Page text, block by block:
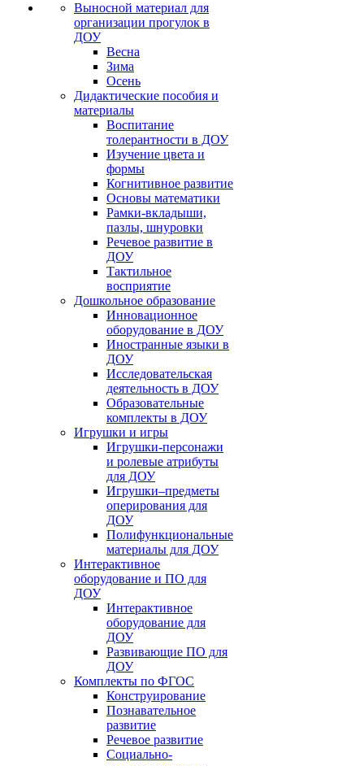
Выносной материал для
организации прогулок в
ДОУ
Весна
Зима
Осень
Дидактические пособия и
материалы
Воспитание
толерантности в ДОУ
Изучение цвета и
формы
Когнитивное развитие
Основы математики
Рамки-вкладыши,
пазлы, шнуровки
Речевое развитие в
ДОУ
Тактильное
восприятие
Дошкольное образование
Инновационное
оборудование в ДОУ
Иностранные языки в
ДОУ
Исследовательская
деятельность в ДОУ
Образовательные
комплекты в ДОУ
Игрушки и игры
Игрушки-персонажи
и ролевые атрибуты
для ДОУ
Игрушки–предметы
оперирования для
ДОУ
Полифункциональные
материалы для ДОУ
Интерактивное
оборудование и ПО для
ДОУ
Интерактивное
оборудование для
ДОУ
Развивающие ПО для
ДОУ
Комплекты по ФГОС
Конструирование
Познавательное
развитие
Речевое развитие
Социально-